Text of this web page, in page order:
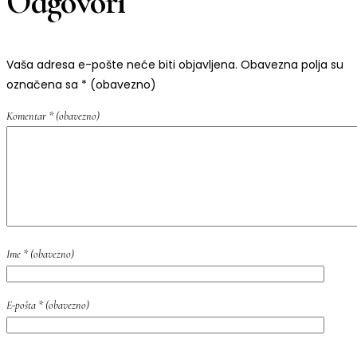
Vaša adresa e-pošte neće biti objavljena. Obavezna polja su
označena sa * (obavezno)
Komentar * (obavezno)
Ime * (obavezno)
E-pošta * (obavezno)